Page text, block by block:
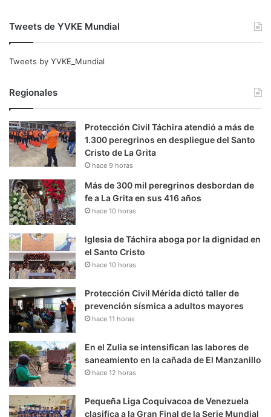
Tweets de YVKE Mundial
Tweets by YVKE_Mundial
Regionales
Protección Civil Táchira atendió a más de
1.300 peregrinos en despliegue del Santo
Cristo de La Grita
hace 9 horas
Más de 300 mil peregrinos desbordan de
fe a La Grita en sus 416 años
hace 10 horas
Iglesia de Táchira aboga por la dignidad en
el Santo Cristo
hace 10 horas
Protección Civil Mérida dictó taller de
prevención sísmica a adultos mayores
hace 11 horas
En el Zulia se intensifican las labores de
saneamiento en la cañada de El Manzanillo
hace 12 horas
Pequeña Liga Coquivacoa de Venezuela
clasifica a la Gran Final de la Serie Mundial